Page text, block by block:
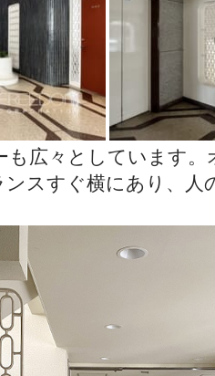
も広々としています
スすぐ横にあり、人